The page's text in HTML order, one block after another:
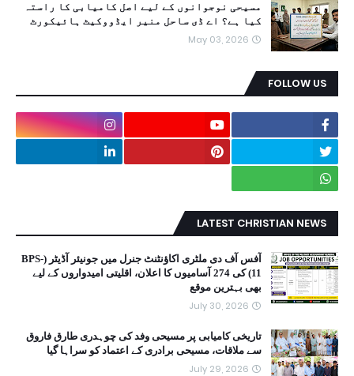
مسیحی نوجوانوں کے لیے اصل کامیابی کا راستہ
کیا ہے؟ اے ڈی ساحل منیر ایڈووکیٹ ہائیکورٹ
May 03, 2026
FOLLOW US
LATEST CHRISTIAN NEWS
آفس آف دی ملٹری اکاؤنٹنٹ جنرل میں جونیئر آڈیٹر (BPS-
11) کی 274 آسامیوں کا اعلان، اقلیتی امیدواروں کے لیے
بھی بہترین موقع
July 30, 2026
تاریخی کامیابی پر مسیحی وفد کی چوہدری طارق فاروق
سے ملاقات، مسیحی برادری کے اعتماد کو سراہا گیا
July 29, 2026